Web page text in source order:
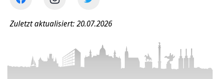
Zuletzt aktualisiert: 20.07.2026